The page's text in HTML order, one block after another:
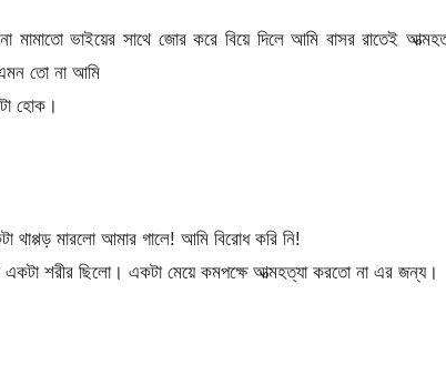
ভাইয়ের সাথে জোর করে বিয়ে দিলে আমি বাসর রাতেই
তো না আমি
হোক।
মারলো আমার গালে! আমি বিরোধ করি নি!
একটা শরীর ছিলো। একটা মেয়ে কমপক্ষে আত্মহত্যা করতো না এর জন্য।